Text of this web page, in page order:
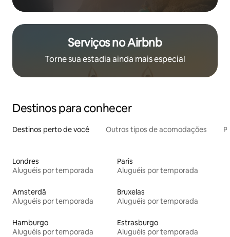
Serviços no Airbnb
Torne sua estadia ainda mais especial
Destinos para conhecer
Destinos perto de você Outros tipos de acomodações
Londres
Aluguéis por temporada
Paris
Aluguéis por temporada
Amsterdã
Aluguéis por temporada
Bruxelas
Aluguéis por temporada
Hamburgo
Aluguéis por temporada
Estrasburgo
Aluguéis por temporada